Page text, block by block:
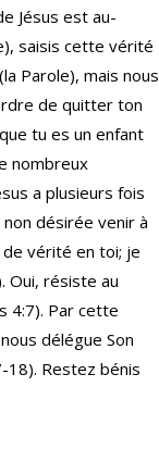
Jésus est au-
saisis cette vérité
Parole), mais nous
de quitter ton
tu es un enfant
nombreux
a plusieurs fois
désirée venir à
de vérité en toi; je
Oui, résiste au
4:7). Par cette
délégue Son
18). Restez bénis